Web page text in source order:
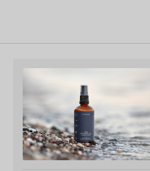
герой среди косметических
которые превращаются в